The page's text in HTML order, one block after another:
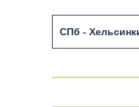
СПб -